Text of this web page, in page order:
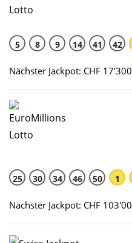
5 8 9 14 41 42
Nächster Jackpot: CHF
25 30 34 46 50 1
Nächster Jackpot: CHF